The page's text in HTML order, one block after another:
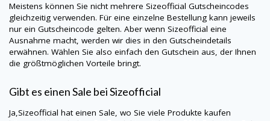
Meistens können Sie nicht mehrere Sizeofficial Gutscheincodes
gleichzeitig verwenden. Für eine einzelne Bestellung kann jeweils
nur ein Gutscheincode gelten. Aber wenn Sizeofficial eine
Ausnahme macht, werden wir dies in den Gutscheindetails
erwähnen. Wählen Sie also einfach den Gutschein aus, der Ihnen
die größtmöglichen Vorteile bringt.
Gibt es einen Sale beiSizeofficial
Ja,Sizeofficial hat einen Sale, wo Sie viele Produkte kaufen